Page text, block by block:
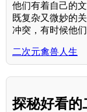
他们有着自己的
既复杂又微妙的
冲突，有时候他
二次元禽兽人生
探秘好看的